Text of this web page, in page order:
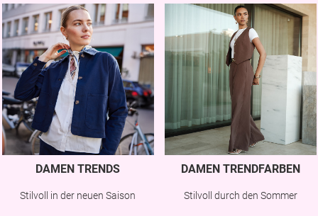
DAMEN TRENDS
Stilvoll in der neuen Saison
DAMEN TRENDFARBEN
Stilvoll durch den Sommer